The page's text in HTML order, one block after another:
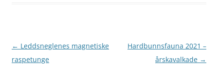
Post
navigation
← Leddsneglenes magnetiske
raspetunge
Hardbunnsfauna 2021 –
årskavalkade →